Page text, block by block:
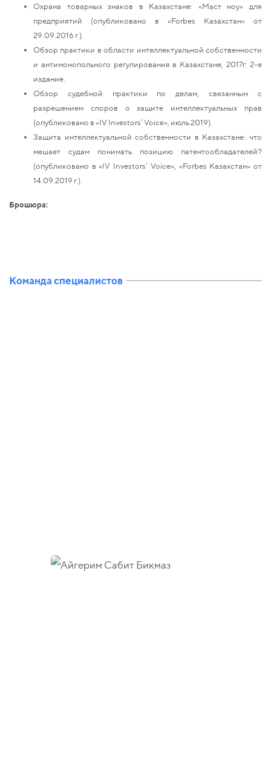
Охрана товарных знаков в Казахстане: «Маст ноу» для
предприятий (опубликовано в «Forbes Казахстан» от
29.09.2016 г.).
Обзор практики в области интеллектуальной собственности
и антимонопольного регулирования в Казахстане, 2017г. 2-е
издание.
Обзор судебной практики по делам, связанным с
разрешением споров о защите интеллектуальных прав
(опубликовано в «IV Investors’ Voice», июль 2019).
Защита интеллектуальной собственности в Казахстане: что
мешает судам понимать позицию патентообладателей?
(опубликовано в «IV Investors’ Voice», «Forbes Казахстан» от
14.09.2019 г.).
Брошюра:
Команда специалистов